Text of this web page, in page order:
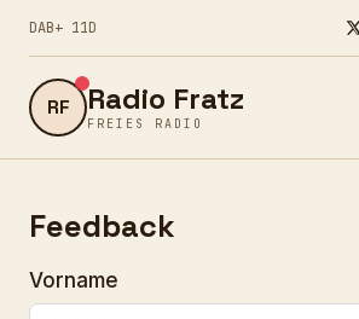
DAB+ 11D
RF Radio Fratz
FREIES RADIO
Feedback
Vorname